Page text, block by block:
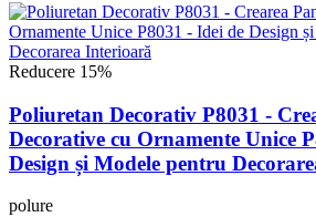
Reducere 15%
Poliuretan Decorativ P8031 -
Decorative cu Ornamente Unice
Design și Modele pentru
polure